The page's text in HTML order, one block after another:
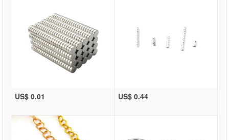
US$ 0.01 US$ 0.44